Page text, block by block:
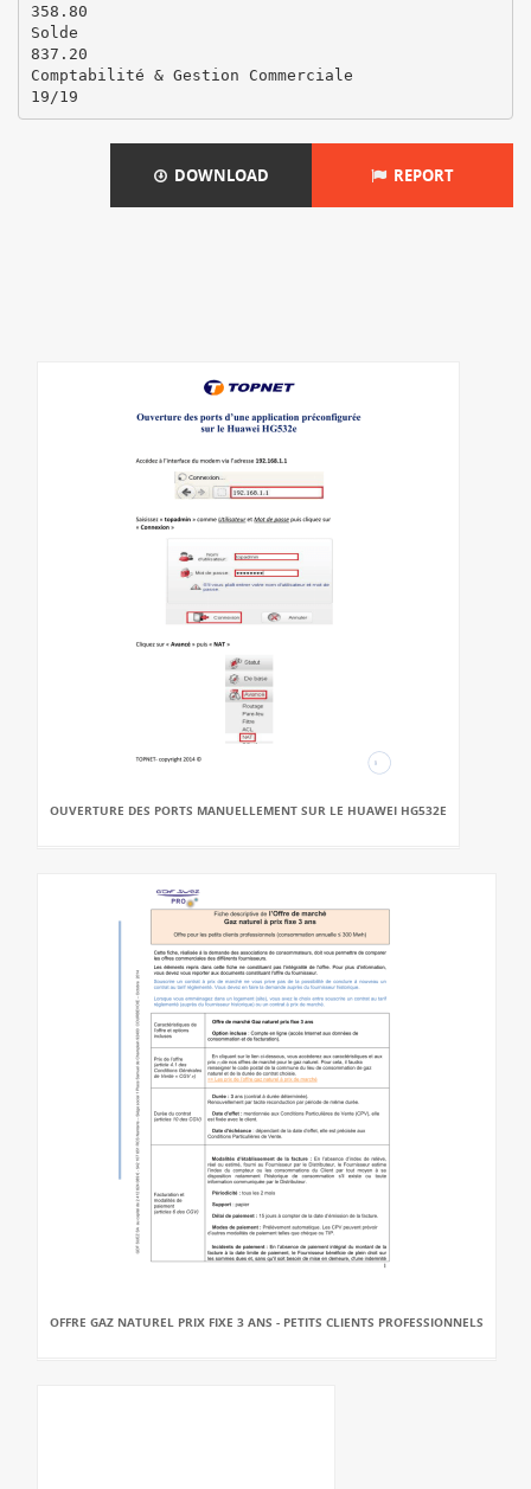
DOWNLOAD REPORT
OUVERTURE DES PORTS MANUELLEMENT SUR LE HUAWEI HG532E
OFFRE GAZ NATUREL PRIX FIXE 3 ANS - PETITS CLIENTS PROFESSIONNELS